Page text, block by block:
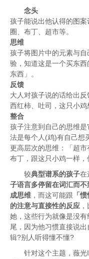
念头
孩子能说出他认得的图
圈、布丁、超市等。
思维
孩子将图片中的元素与
验，知道这是一个买东
东西」。
反馈
大人对孩子说的话给出反
西红柿、吐司，这只小鸡
整合
孩子注意到自己的思维
法是每个人(鸡)有自己想
更高层次的思维：「超
布丁，跟这只小鸡一样，
较典型谱系的孩子在
子语言多停留在词汇而不
成思维 ，而这可能跟 「惯
的注意与直接性的反应
她，这些行为就像是没
尾，因为他习惯直接说
辑?别人听得懂不懂?
针对这个主题，薇